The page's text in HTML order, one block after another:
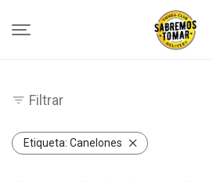
Filtrar
Etiqueta: Canelones